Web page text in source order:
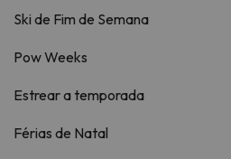
Ski de Fim de Semana
Pow Weeks
Estrear a temporada
Férias de Natal